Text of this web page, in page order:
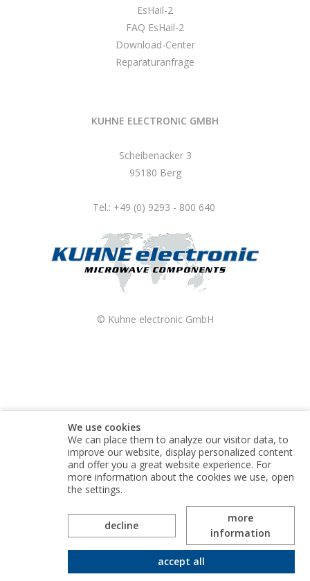
EsHail-2
FAQ EsHail-2
Download-Center
Reparaturanfrage
KUHNE ELECTRONIC GMBH
Scheibenacker 3
95180 Berg
Tel.: +49 (0) 9293 - 800 640
© Kuhne electronic GmbH
Kuhne electronic GmbH is part of the Alaris Holdings
group of companies
We use cookies
We can place them to analyze our visitor data, to
improve our website, display personalized content
and offer you a great website experience. For
more information about the cookies we use, open
the settings.
decline
accept all
more
information